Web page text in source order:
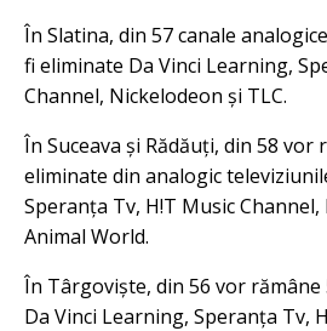
În Slatina, din 57 canale
fi eliminate Da Vinci Learning,
Channel, Nickelodeon și TLC.
În Suceava și Rădăuți, din 58 vor
eliminate din analogic
Speranța Tv, H!T Music
Animal World.
În Târgoviște, din 56 vor rămâne
Da Vinci Learning, Speranța Tv,